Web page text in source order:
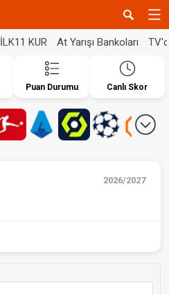
İLK11 KUR At Yarışı Bankoları
Puan Durumu Canlı Skor
2026/2027